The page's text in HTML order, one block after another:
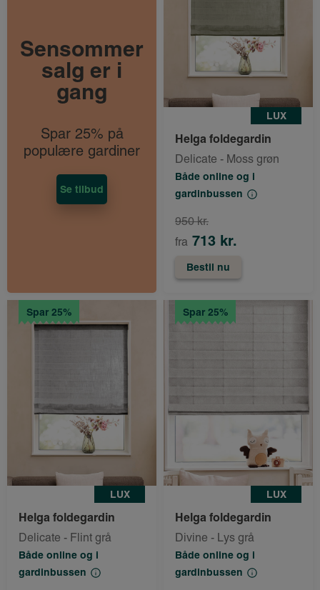
Sensommer
salg er i
gang
Spar 25% på
populære gardiner
Se tilbud
LUX
Helga foldegardin
Delicate - Moss grøn
Både online og i
gardinbussen
fra 713 kr.
950 kr.
Bestil nu
Spar 25%
LUX
Helga foldegardin
Delicate - Flint grå
Både online og i
gardinbussen
Spar 25%
LUX
Helga foldegardin
Divine - Lys grå
Både online og i
gardinbussen